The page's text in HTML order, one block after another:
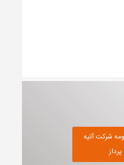
شرکت آتیه
پرداز